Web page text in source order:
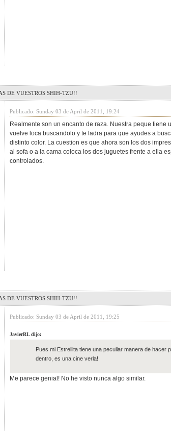
DE VUESTROS SHIH-TZU!!
Publicado: Sunday 03 de April de 2011, 19:24
Realmente son un encanto de raza. Nuestra peque
vuelve loca buscandolo y te ladra para que ayudes a
distinto color. La cuestion es que ahora son los dos
al sofa o a la cama coloca los dos juguetes frente a ella
controlados.
DE VUESTROS SHIH-TZU!!
Publicado: Sunday 03 de April de 2011, 19:25
JavierRL dijo:
Pues mi Estrellita tiene una peculiar manera de hacer
dentro, es una cine verla!
Me parece genial! No he visto nunca algo similar.